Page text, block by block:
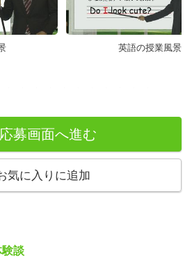
大切」を数分で、ご自身の体験を
子ども達に語ってもらいたいと思
学習
用できますし、
通っている生徒が、その他の曜日
役立ちます。
業動画の撮影を行います！
の英語・数学・国語・理科・社会
英語の授業風景
応募画面へ進む
気に入りに追加
験談